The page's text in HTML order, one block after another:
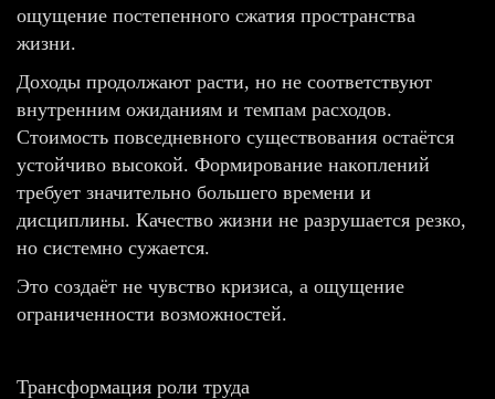
ощущение постепенного сжатия пространства
жизни.
Доходы продолжают расти, но не соответствуют
внутренним ожиданиям и темпам расходов.
Стоимость повседневного существования остаётся
устойчиво высокой. Формирование накоплений
требует значительно большего времени и
дисциплины. Качество жизни не разрушается резко,
но системно сужается.
Это создаёт не чувство кризиса, а ощущение
ограниченности возможностей.
Трансформация роли труда